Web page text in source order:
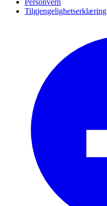
Tilgjengelighetserklæring